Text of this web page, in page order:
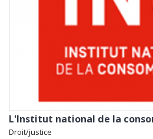
L'Institut national de la
Droit/justice